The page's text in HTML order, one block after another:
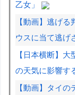
乙女」
【動画】逃げ
ウスに当て逃げ
【日本横断】
の天気に影響す
【動画】タイ